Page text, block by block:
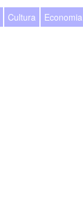
Cultura Economia